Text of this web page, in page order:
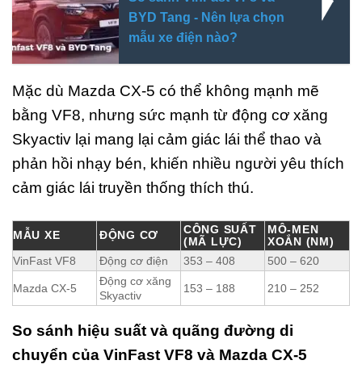
BYD Tang - Nên lựa chọn
mẫu xe điện nào?
Mặc dù Mazda CX-5 có thể không mạnh mẽ
bằng VF8, nhưng sức mạnh từ động cơ xăng
Skyactiv lại mang lại cảm giác lái thể thao và
phản hồi nhạy bén, khiến nhiều người yêu thích
cảm giác lái truyền thống thích thú.
MẪU XE ĐỘNG CƠ
CÔNG SUẤT
(MÃ LỰC)
MÔ-MEN
XOẮN (NM)
VinFast VF8
Động cơ điện 353 – 408 500 – 620
Mazda CX-5
Động cơ xăng
Skyactiv
153 – 188 210 – 252
So sánh hiệu suất và quãng đường di
chuyển của VinFast VF8 và Mazda CX-5